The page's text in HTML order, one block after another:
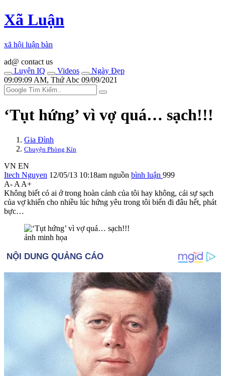
Xã Luận
xã hội luận bàn
ad@ contact us
Luyện IQ
Videos
Ngày Đẹp
09:09:09 AM, Thứ Abc 09/09/2021
‘Tụt hứng’ vì vợ quá… sạch!!!
Gia Đình
Chuyện Phòng Kín
VN EN
Itech Nguyen 12/05/13 10:18am nguồn bình luận 999
A- A A+
Không biết có ai ở trong hoàn cảnh của tôi hay không, cái sự sạch
của vợ khiến cho nhiều lúc hứng yêu trong tôi biến đi đâu hết, phát
bực…
ảnh minh họa